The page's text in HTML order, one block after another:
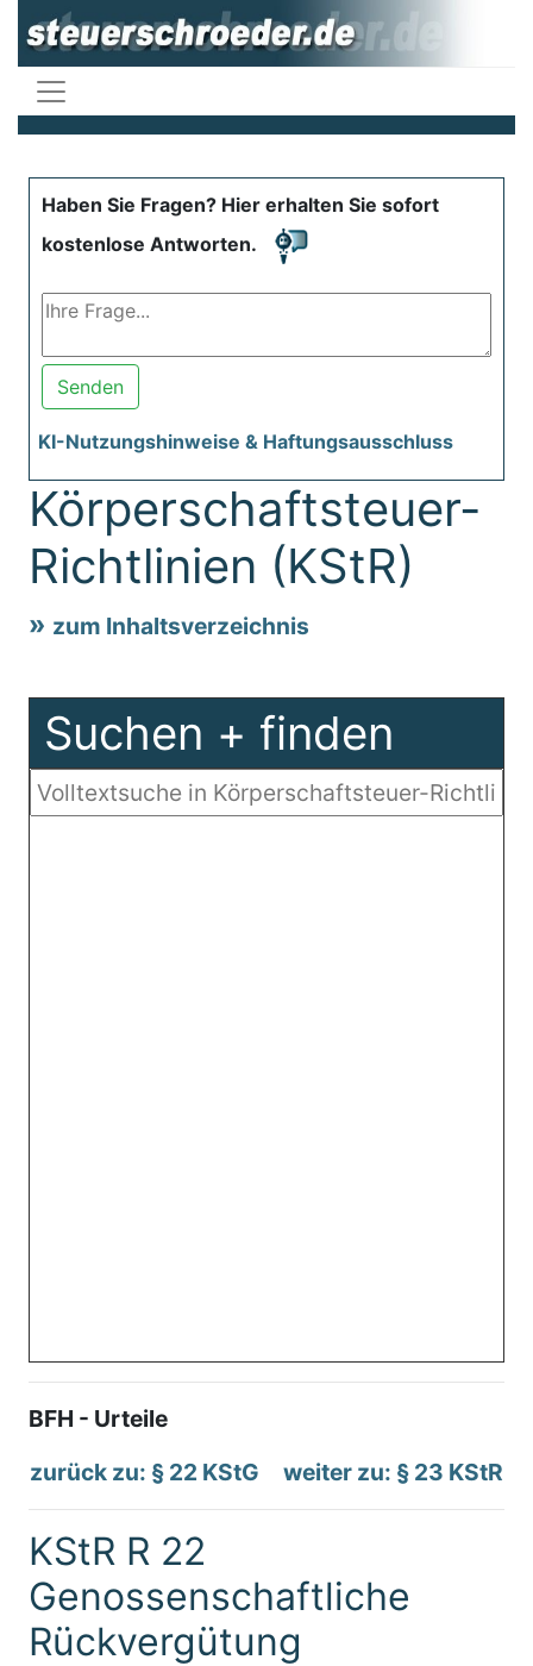
Haben Sie Fragen? Hier erhalten Sie sofort
kostenlose Antworten.
Senden
KI-Nutzungshinweise & Haftungsausschluss
Körperschaftsteuer-
Richtlinien (KStR)
zum Inhaltsverzeichnis
Suchen + finden
BFH - Urteile
zurück zu: § 22 KStG
weiter zu: § 23 KStR
KStR R 22
Genossenschaftliche
Rückvergütung